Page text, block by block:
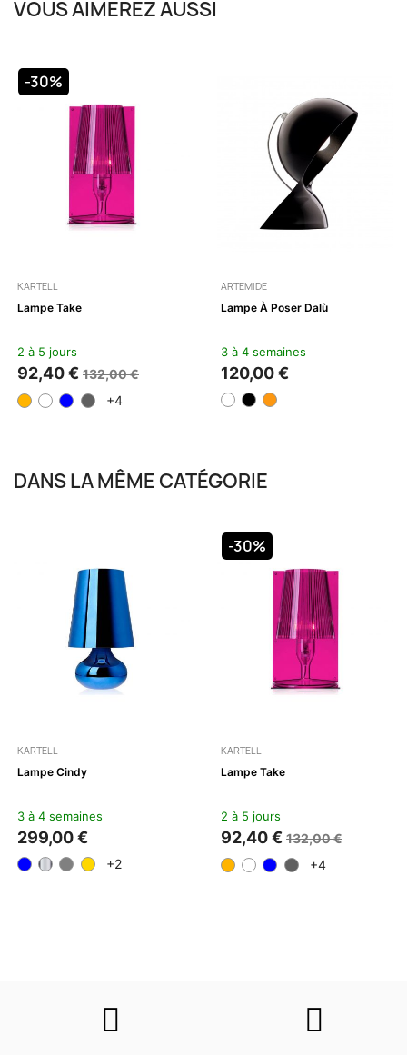
VOUS AIMEREZ AUSSI
KARTELL
Lampe Take
2 à 5 jours
92,40 € 132,00 €
+4
-30%
ARTEMIDE
Lampe À Poser Dalù
3 à 4 semaines
120,00 €
DANS LA MÊME CATÉGORIE
KARTELL
Lampe Cindy
3 à 4 semaines
299,00 €
+2
KARTELL
Lampe Take
2 à 5 jours
92,40 € 132,00 €
+4
-30%